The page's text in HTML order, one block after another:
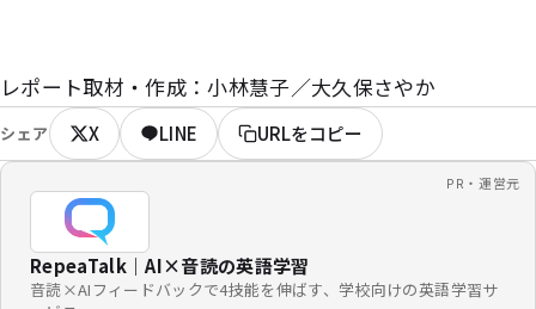
レポート取材・作成：小林慧子／大久保さやか
シェア X LINE URLをコピー
PR・運営元
RepeaTalk｜AI×音読の英語学習
音読×AIフィードバックで4技能を伸ばす、学校向けの英語学習サ